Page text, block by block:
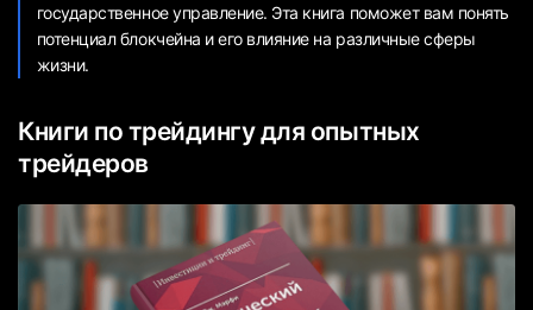
государственное управление. Эта книга поможет вам понять
потенциал блокчейна и его влияние на различные сферы
жизни.
Книги по трейдингу для опытных
трейдеров